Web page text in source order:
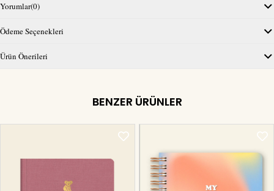
Yorumlar(0)
Ödeme Seçenekleri
Ürün Önerileri
BENZER ÜRÜNLER